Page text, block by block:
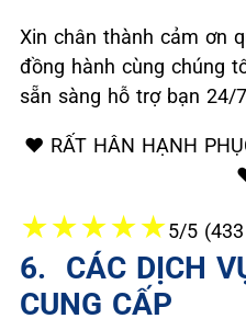
Xin chân thành cảm ơn
đồng hành cùng chúng
sẵn sàng hỗ trợ bạn 24/
❤️ RẤT HÂN HẠNH
★★★★★5/5
6. ️ CÁC DỊCH
CUNG CẤP